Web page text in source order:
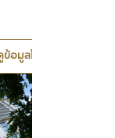
ข้อมูลโครงการ